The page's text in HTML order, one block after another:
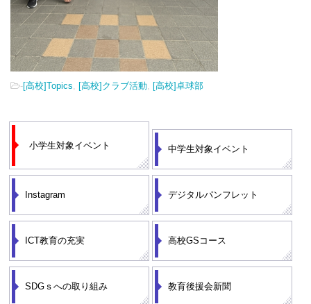
-[高校]Topics [高校]クラブ活動 [高校]卓球部
小学生対象イベント 中学生対象イベント
Instagram デジタルパンフレット
ICT教育の充実 高校GSコース
SDGｓへの取り組み 教育後援会新聞